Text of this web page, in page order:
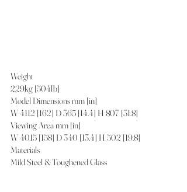
Weight
229kg [504lb]
Model Dimensions mm [in]
W 4112 [162] D 365 [14.4] H 807 [31.8]
Viewing Area mm [in]
W 4015 [158] D 340 [13.4] H 502 [19.8]
Materials
Mild Steel & Toughened Glass